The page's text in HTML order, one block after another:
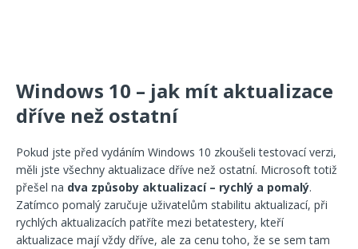
Windows 10 – jak mít aktualizace
dříve než ostatní
Pokud jste před vydáním Windows 10 zkoušeli testovací verzi,
měli jste všechny aktualizace dříve než ostatní. Microsoft totiž
přešel na dva způsoby aktualizací – rychlý a pomalý.
Zatímco pomalý zaručuje uživatelům stabilitu aktualizací, při
rychlých aktualizacích patříte mezi betatestery, kteří
aktualizace mají vždy dříve, ale za cenu toho, že se sem tam